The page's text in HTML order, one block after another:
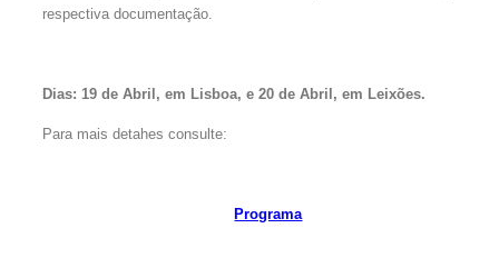
respectiva documentação.
Dias: 19 de Abril, em Lisboa, e 20 de Abril, em Leixões.
Para mais detahes consulte:
Programa